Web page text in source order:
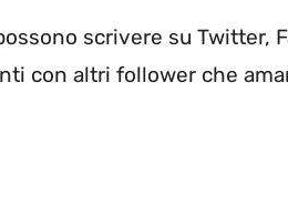
scrivere su Twitter,
con altri follower che